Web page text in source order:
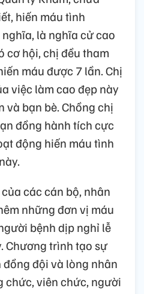
hiến máu tình
là nghĩa cử cao
cơ hội, chị đều tham
máu được 7 lần. Chị
việc làm cao đẹp này
và bạn bè. Chồng chị
đồng hành tích cực
động hiến máu tình
các cán bộ, nhân
những đơn vị máu
bệnh dịp nghỉ lễ
Chương trình tạo sự
đội và lòng nhân
chức, viên chức, người